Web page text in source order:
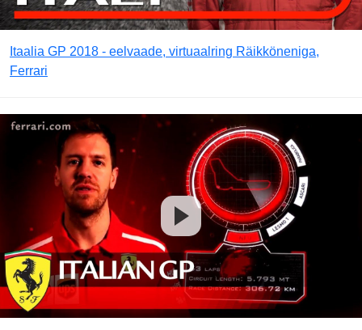
Itaalia GP 2018 - eelvaade, virtuaalring Räikköneniga,
Ferrari